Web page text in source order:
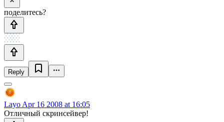
поделитесь?
Reply
Layo Apr 16 2008 at 16:05
Отличный скринсейвер!